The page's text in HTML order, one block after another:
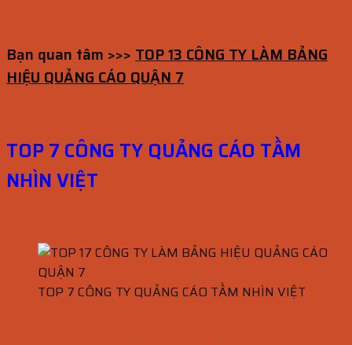
Bạn quan tâm >>> TOP 13 CÔNG TY LÀM BẢNG
HIỆU QUẢNG CÁO QUẬN 7
TOP 7 CÔNG TY QUẢNG CÁO TẦM
NHÌN VIỆT
TOP 7 CÔNG TY QUẢNG CÁO TẦM NHÌN VIỆT